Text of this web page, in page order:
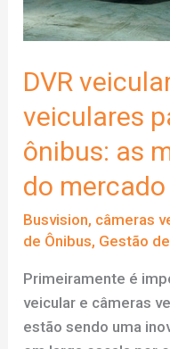
DVR
veiculares
ônibus: as
do mercado
Busvision, câmeras
de Ônibus, Gestão
Primeiramente é
veicular e câmeras
estão sendo uma